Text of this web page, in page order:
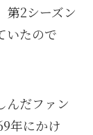
第2シーズン
いたので
んだファン
年にかけ